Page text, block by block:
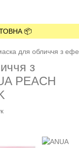
📦
для обличчя з
з
PEACH